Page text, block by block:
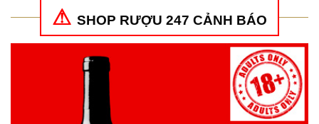
SHOP RƯỢU 247 CẢNH BÁO